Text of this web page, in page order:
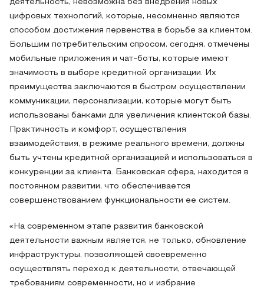
деятельность, невозможна без внедрения новых
цифровых технологий, которые, несомненно являются
способом достижения первенства в борьбе за клиентом.
Большим потребительским спросом, сегодня, отмечены
мобильные приложения и чат-боты, которые имеют
значимость в выборе кредитной организации. Их
преимущества заключаются в быстром осуществлении
коммуникации, персонализации, которые могут быть
использованы банками для увеличения клиентской базы.
Практичность и комфорт, осуществления
взаимодействия, в режиме реального времени, должны
быть учтены кредитной организацией и использоваться в
конкуренции за клиента. Банковская сфера, находится в
постоянном развитии, что обеспечивается
совершенствованием функциональности ее систем.
«На современном этапе развития банковской
деятельности важным является, не только, обновление
инфраструктуры, позволяющей своевременно
осуществлять переход к деятельности, отвечающей
требованиям современности, но и избрание